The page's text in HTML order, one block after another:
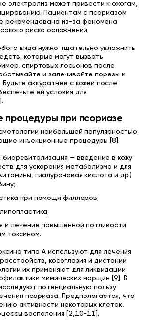
электролиз может привести к ожогам,
Пациентам с псориазом
рекомендована из-за феномена
риска осложнений.
вида нужно тщательно увлажнить
которые могут вызвать
спиртовых лосьонов после
и залечивайте порезы и
аккуратнее с кожей после
ей условия для
процедуры при псориазе
наибольшей популярностью
инъекционные процедуры [8]:
биоревитализация — введение в кожу
для ускорения метаболизма и для
гиалуроновая кислота и др.)
при помощи филлеров;
и лечение повышенной потливости
токсином.
типа A используют для лечения
косоглазия и дистонии
их применяют для ликвидации
мимических морщин [9]. В
потенциальную пользу
псориаза. Предполагается, что
активности некоторых клеток,
воспаления [2,10-11].